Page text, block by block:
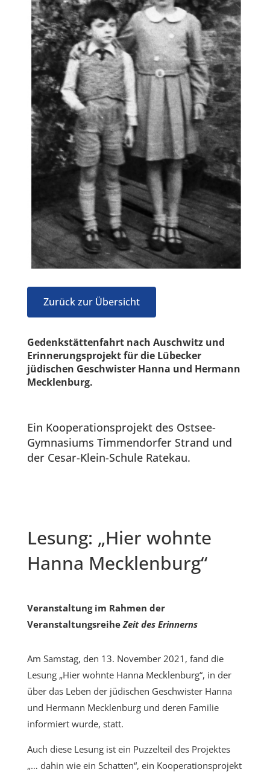
Zurück zur Übersicht
Gedenkstättenfahrt nach Auschwitz und
Erinnerungsprojekt für die Lübecker
jüdischen Geschwister Hanna und Hermann
Mecklenburg.
Ein Kooperationsprojekt des Ostsee-
Gymnasiums Timmendorfer Strand und
der Cesar-Klein-Schule Ratekau.
Lesung: „Hier wohnte
Hanna Mecklenburg“
Veranstaltung im Rahmen der
VeranstaltungsreiheZeit des Erinnerns
Am Samstag, den 13. November 2021, fand die
Lesung „Hier wohnte Hanna Mecklenburg“, in der
über das Leben der jüdischen Geschwister Hanna
und Hermann Mecklenburg und deren Familie
informiert wurde, statt.
Auch diese Lesung ist ein Puzzelteil des Projektes
„… dahin wie ein Schatten“, ein Kooperationsprojekt